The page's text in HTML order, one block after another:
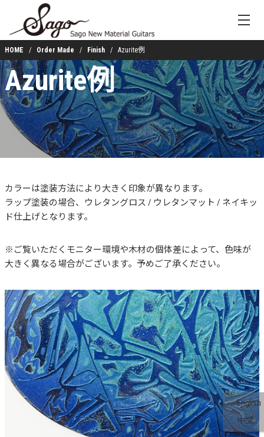
English
中文
HOME Order Made Finish Azurite例
Azurite例
カラーは塗装方法により大きく印象が異なります。
ラップ塗装の場合、ウレタングロス / ウレタンマット / ネイキッ
ド仕上げとなります。
※ご覧いただくモニター環境や木材の個体差によって、色味が
大きく異なる場合がございます。予めご了承ください。